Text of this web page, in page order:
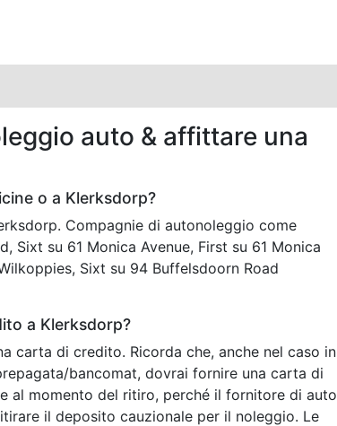
auto & affittare una
o a Klerksdorp?
Compagnie di autonoleggio come
Sixt su 61 Monica Avenue, First su 61 Monica
Sixt su 94 Buffelsdoorn Road
a Klerksdorp?
carta di credito. Ricorda che, anche nel caso in
bancomat, dovrai fornire una carta di
al momento del ritiro, perché il fornitore di auto
il deposito cauzionale per il noleggio. Le